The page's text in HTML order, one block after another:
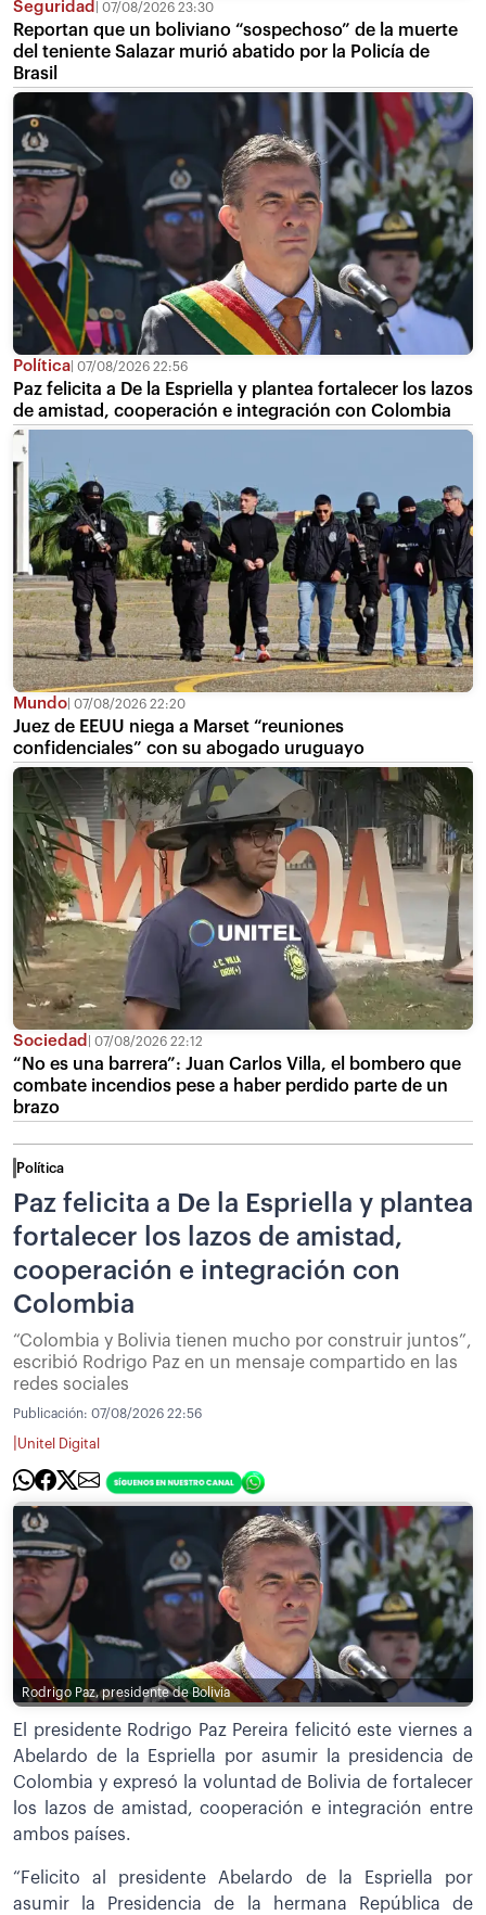
Seguridad 07/08/2026 23:30
Reportan que un boliviano “sospechoso” de la muerte
del teniente Salazar murió abatido por la Policía de
Brasil
Política 07/08/2026 22:56
Paz felicita a De la Espriella y plantea fortalecer los lazos
de amistad, cooperación e integración con Colombia
Mundo 07/08/2026 22:20
Juez de EEUU niega a Marset “reuniones
confidenciales” con su abogado uruguayo
Sociedad 07/08/2026 22:12
“No es una barrera”: Juan Carlos Villa, el bombero que
combate incendios pese a haber perdido parte de un
brazo
Política
Paz felicita a De la Espriella y plantea
fortalecer los lazos de amistad,
cooperación e integración con
Colombia
“Colombia y Bolivia tienen mucho por construir juntos”,
escribió Rodrigo Paz en un mensaje compartido en las
redes sociales
Publicación: 07/08/2026 22:56
Unitel Digital
Rodrigo Paz, presidente de Bolivia
El presidente Rodrigo Paz Pereira felicitó este viernes a
Abelardo de la Espriella por asumir la presidencia de
Colombia y expresó la voluntad de Bolivia de fortalecer
los lazos de amistad, cooperación e integración entre
ambos países.
“Felicito al presidente Abelardo de la Espriella por
asumir la Presidencia de la hermana República de